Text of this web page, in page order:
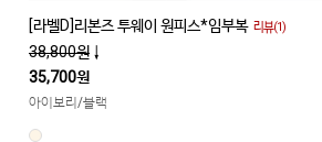
[라벨D]리본즈 투웨이 원피스*임부복 리뷰(1)
38,800원 ↓
35,700원
아이보리/블랙